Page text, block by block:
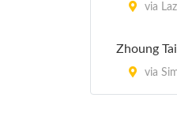
via
Zhoung Tai
via